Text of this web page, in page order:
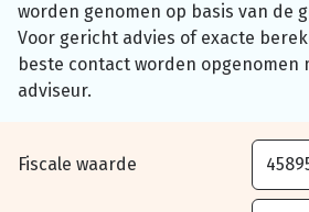
worden genomen op basis van de
Voor gericht advies of exacte
beste contact worden opgenomen
adviseur.
Fiscale waarde